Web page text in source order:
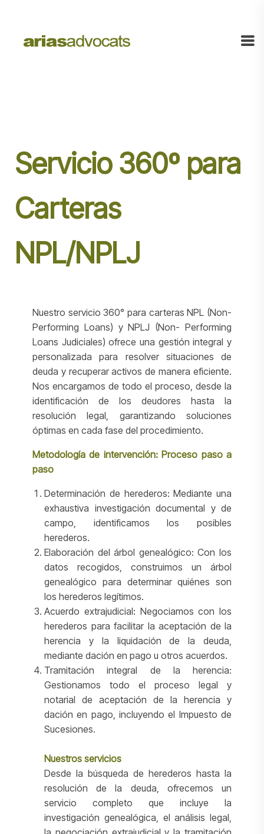
Servicio 360º para
Carteras
NPL/NPLJ
Nuestro servicio 360° para carteras NPL (Non-
Performing Loans) y NPLJ (Non- Performing
Loans Judiciales) ofrece una gestión integral y
personalizada para resolver situaciones de
deuda y recuperar activos de manera eficiente.
Nos encargamos de todo el proceso, desde la
identificación de los deudores hasta la
resolución legal, garantizando soluciones
óptimas en cada fase del procedimiento.
Metodología de intervención: Proceso paso a
paso
Determinación de herederos: Mediante una
exhaustiva investigación documental y de
campo, identificamos los posibles
herederos.
Elaboración del árbol genealógico: Con los
datos recogidos, construimos un árbol
genealógico para determinar quiénes son
los herederos legítimos.
Acuerdo extrajudicial: Negociamos con los
herederos para facilitar la aceptación de la
herencia y la liquidación de la deuda,
mediante dación en pago u otros acuerdos.
Tramitación integral de la herencia:
Gestionamos todo el proceso legal y
notarial de aceptación de la herencia y
dación en pago, incluyendo el Impuesto de
Sucesiones.
Nuestros servicios
Desde la búsqueda de herederos hasta la
resolución de la deuda, ofrecemos un
servicio completo que incluye la
investigación genealógica, el análisis legal,